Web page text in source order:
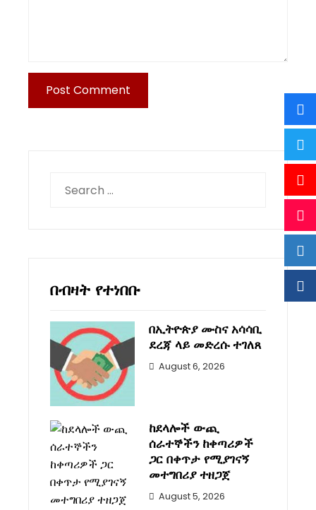
for:
በብዛት የተነበቡ
በኢትዮጵያ ሙስና አሳሳቢ
ደረጃ ላይ መድረሱ ተገለጸ
August 6, 2026
ከደላሎች ውጪ
ሰራተኞችን ከቀጣሪዎች
ጋር በቀጥታ የሚያገናኝ
መተግበሪያ ተዘጋጀ
August 5, 2026